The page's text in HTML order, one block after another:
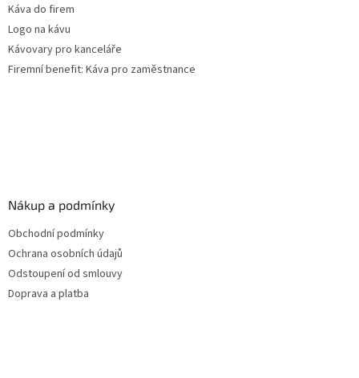
Káva do firem
Logo na kávu
Kávovary pro kanceláře
Firemní benefit: Káva pro zaměstnance
Nákup a podmínky
Obchodní podmínky
Ochrana osobních údajů
Odstoupení od smlouvy
Doprava a platba